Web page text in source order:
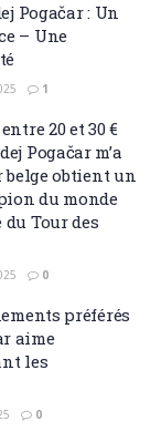
Pogačar : Un
– Une
1
20 et 30 €
Pogačar m’a
belge obtient un
du monde
Tour des
0
préférés
aime
les
0